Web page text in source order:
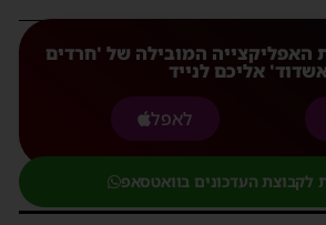
האפליקצייה המובילה של 'חרדים
אליכם לנייד
לאפל
לקבוצת העדכונים בוואטסאפ